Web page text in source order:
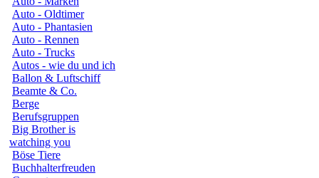
Auto - Oldtimer
Auto - Phantasien
Auto - Rennen
Auto - Trucks
Autos - wie du und ich
Ballon & Luftschiff
Beamte & Co.
Berge
Berufsgruppen
Big Brother is
watching you
Böse Tiere
Buchhalterfreuden